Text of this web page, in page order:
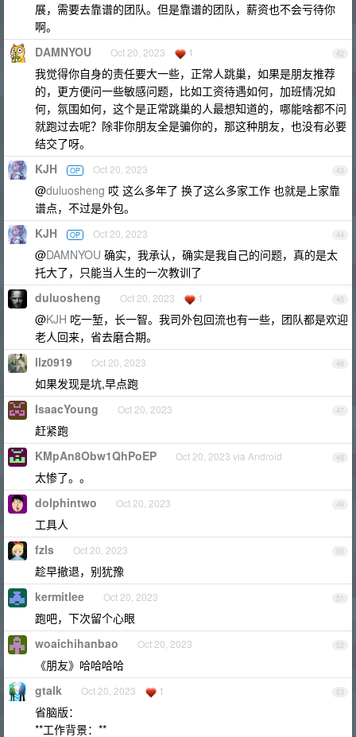
展，需要去靠谱的团队。但是靠谱的团队，薪资也不会亏待你
啊。
42
DAMNYOU Oct 20, 2023 1
我觉得你自身的责任要大一些，正常人跳巢，如果是朋友推荐
的，更方便问一些敏感问题，比如工资待遇如何，加班情况如
何，氛围如何，这个是正常跳巢的人最想知道的，哪能啥都不问
就跑过去呢？除非你朋友全是骗你的，那这种朋友，也没有必要
结交了呀。
43
KJH OP Oct 20, 2023
@duluosheng 哎 这么多年了 换了这么多家工作 也就是上家靠
谱点，不过是外包。
44
KJH OP Oct 20, 2023
@DAMNYOU 确实，我承认，确实是我自己的问题，真的是太
托大了，只能当人生的一次教训了
45
duluosheng Oct 20, 2023 1
@KJH 吃一堑，长一智。我司外包回流也有一些，团队都是欢迎
老人回来，省去磨合期。
46
llz0919 Oct 20, 2023
如果发现是坑,早点跑
47
IsaacYoung Oct 20, 2023
赶紧跑
48
KMpAn8Obw1QhPoEP Oct 20, 2023 via Android
太惨了。。
49
dolphintwo Oct 20, 2023
工具人
50
fzls Oct 20, 2023
趁早撤退，别犹豫
51
kermitlee Oct 20, 2023
跑吧，下次留个心眼
52
woaichihanbao Oct 20, 2023
《朋友》哈哈哈哈
53
gtalk Oct 20, 2023 1
省脑版：
**工作背景：**